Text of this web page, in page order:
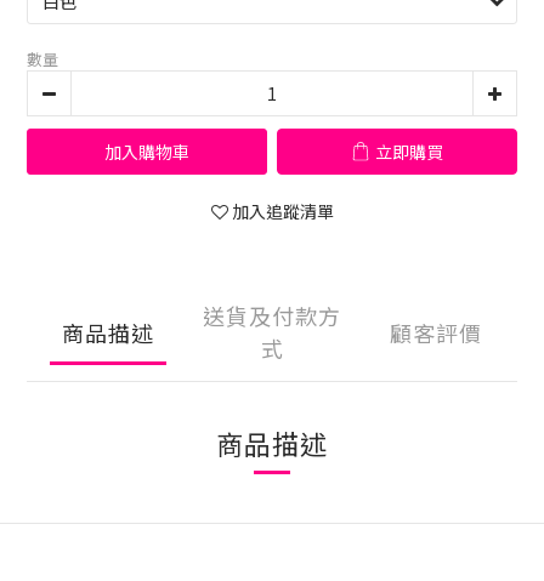
數量
加入購物車 立即購買
加入追蹤清單
商品描述
送貨及付款方
式
顧客評價
商品描述